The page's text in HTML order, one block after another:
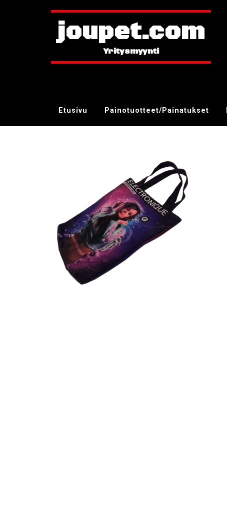
joupet.com
Etusivu Painotuotteet/Painatukset